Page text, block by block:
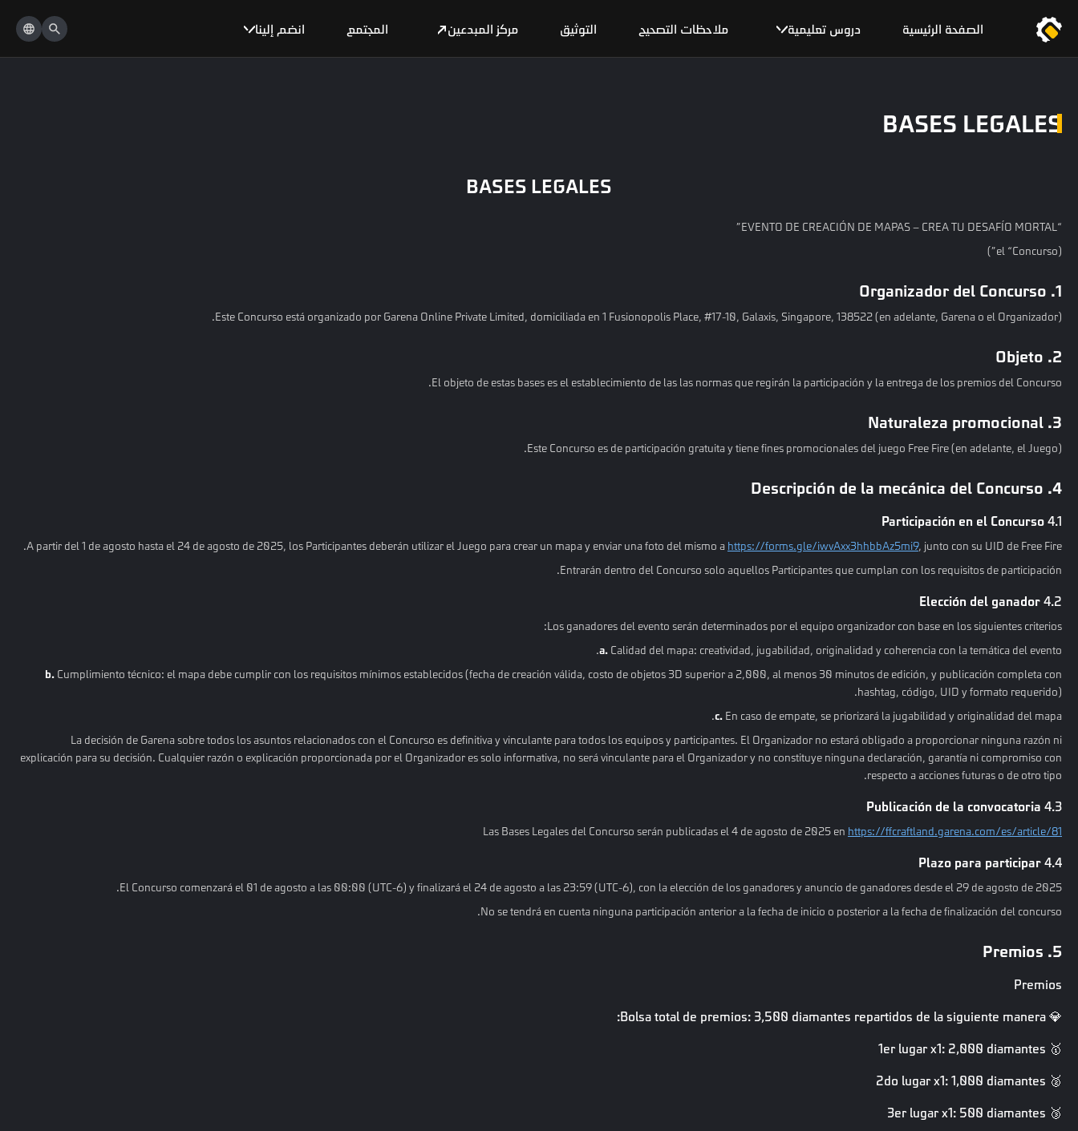
الصفحة الرئيسية دروس تعليمية ملاحظات التصحيح التوثيق مركز المبدعين المجتمع انضم إلينا
BASES LEGALES
BASES LEGALES
“EVENTO DE CREACIÓN DE MAPAS – CREA TU DESAFÍO MORTAL”
(el “Concurso”)
1. Organizador del Concurso
Este Concurso está organizado por Garena Online Private Limited, domiciliada en 1 Fusionopolis Place, #17-10, Galaxis, Singapore, 138522 (en adelante, Garena o el Organizador).
2. Objeto
El objeto de estas bases es el establecimiento de las las normas que regirán la participación y la entrega de los premios del Concurso.
3. Naturaleza promocional
Este Concurso es de participación gratuita y tiene fines promocionales del juego Free Fire (en adelante, el Juego).
4. Descripción de la mecánica del Concurso
4.1
Participación en el Concurso
A partir del 1 de agosto hasta el 24 de agosto de 2025, los Participantes deberán utilizar el Juego para crear un mapa y enviar una foto del mismo a https://forms.gle/iwvAxx3hhbbAz5mi9, junto con su UID de Free Fire.
Entrarán dentro del Concurso solo aquellos Participantes que cumplan con los requisitos de participación.
4.2
Elección del ganador
Los ganadores del evento serán determinados por el equipo organizador con base en los siguientes criterios:
a. Calidad del mapa: creatividad, jugabilidad, originalidad y coherencia con la temática del evento.
b. Cumplimiento técnico: el mapa debe cumplir con los requisitos mínimos establecidos (fecha de creación válida, costo de objetos 3D superior a 2,000, al menos 30 minutos de edición, y publicación completa con
hashtag, código, UID y formato requerido).
c. En caso de empate, se priorizará la jugabilidad y originalidad del mapa.
La decisión de Garena sobre todos los asuntos relacionados con el Concurso es definitiva y vinculante para todos los equipos y participantes. El Organizador no estará obligado a proporcionar ninguna razón ni
explicación para su decisión. Cualquier razón o explicación proporcionada por el Organizador es solo informativa, no será vinculante para el Organizador y no constituye ninguna declaración, garantía ni compromiso con
respecto a acciones futuras o de otro tipo.
4.3
Publicación de la convocatoria
Las Bases Legales del Concurso serán publicadas el 4 de agosto de 2025 en https://ffcraftland.garena.com/es/article/81
4.4
Plazo para participar
El Concurso comenzará el 01 de agosto a las 00:00 (UTC-6) y finalizará el 24 de agosto a las 23:59 (UTC-6), con la elección de los ganadores y anuncio de ganadores desde el 29 de agosto de 2025.
No se tendrá en cuenta ninguna participación anterior a la fecha de inicio o posterior a la fecha de finalización del concurso.
5. Premios
Premios
💎 Bolsa total de premios: 3,500 diamantes repartidos de la siguiente manera:
🥇 1er lugar x1: 2,000 diamantes
🥈 2do lugar x1: 1,000 diamantes
🥉 3er lugar x1: 500 diamantes